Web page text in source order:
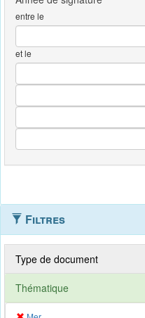
entre le
et le
Filtres
Type de document
Thématique